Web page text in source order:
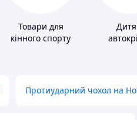
Товари для
кінного спорту
Протиударний чохол на